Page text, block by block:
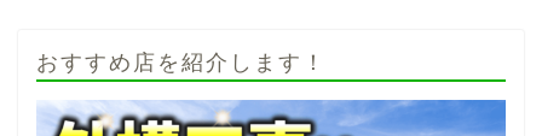
おすすめ店を紹介します！